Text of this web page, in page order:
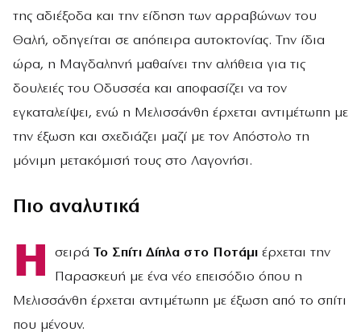
της αδιέξοδα και την είδηση των αρραβώνων του
Θαλή, οδηγείται σε απόπειρα αυτοκτονίας. Την ίδια
ώρα, η Μαγδαληνή μαθαίνει την αλήθεια για τις
δουλειές του Οδυσσέα και αποφασίζει να τον
εγκαταλείψει, ενώ η Μελισσάνθη έρχεται αντιμέτωπη με
την έξωση και σχεδιάζει μαζί με τον Απόστολο τη
μόνιμη μετακόμισή τους στο Λαγονήσι.
Πιο αναλυτικά
Η σειρά Το Σπίτι Δίπλα στο Ποτάμι έρχεται την
Παρασκευή με ένα νέο επεισόδιο όπου η
Μελισσάνθη έρχεται αντιμέτωπη με έξωση από το σπίτι
που μένουν.